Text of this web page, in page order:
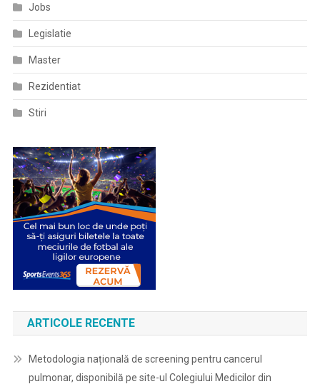
Jobs
Legislatie
Master
Rezidentiat
Stiri
ARTICOLE RECENTE
Metodologia națională de screening pentru cancerul
pulmonar, disponibilă pe site-ul Colegiului Medicilor din